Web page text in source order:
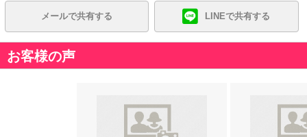
メールで共有する LINEで共有する
お客様の声